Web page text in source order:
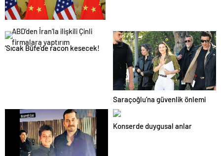
ABD’den İran’la ilişkili Çinli
firmalara yaptırım
‘Sıcak Büfe’de racon kesecek!
Saraçoğlu’na güvenlik önlemi
Konserde duygusal anlar